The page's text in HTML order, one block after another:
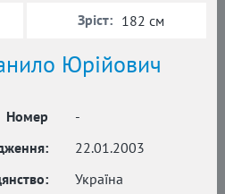
Юрійович
Номер
-
22.01.2003
Україна
Зріст: 182 см